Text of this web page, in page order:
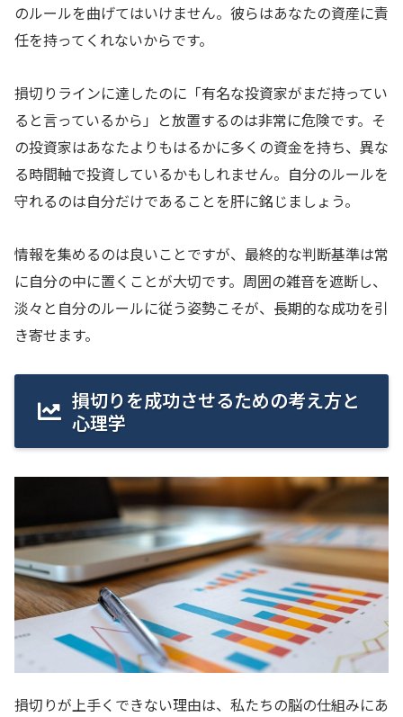
のルールを曲げてはいけません。彼らはあなたの資産に責
任を持ってくれないからです。
損切りラインに達したのに「有名な投資家がまだ持ってい
ると言っているから」と放置するのは非常に危険です。そ
の投資家はあなたよりもはるかに多くの資金を持ち、異な
る時間軸で投資しているかもしれません。自分のルールを
守れるのは自分だけであることを肝に銘じましょう。
情報を集めるのは良いことですが、最終的な判断基準は常
に自分の中に置くことが大切です。周囲の雑音を遮断し、
淡々と自分のルールに従う姿勢こそが、長期的な成功を引
き寄せます。
損切りを成功させるための考え方と
心理学
損切りが上手くできない理由は、私たちの脳の仕組みにあ